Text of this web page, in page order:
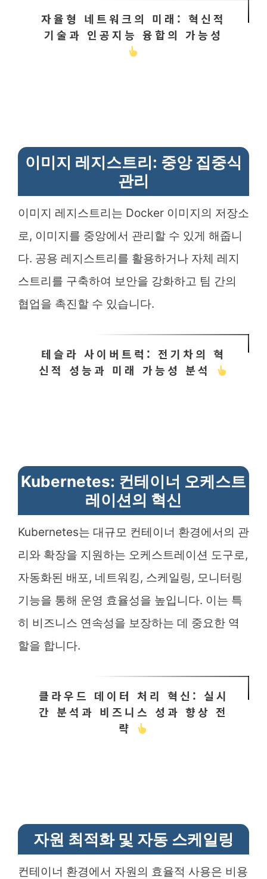
자율형 네트워크의 미래: 혁신적
기술과 인공지능 융합의 가능성
이미지 레지스트리: 중앙 집중식
관리
이미지 레지스트리는 Docker 이미지의 저장소
로, 이미지를 중앙에서 관리할 수 있게 해줍니
다. 공용 레지스트리를 활용하거나 자체 레지
스트리를 구축하여 보안을 강화하고 팀 간의
협업을 촉진할 수 있습니다.
테슬라 사이버트럭: 전기차의 혁
신적 성능과 미래 가능성 분석
Kubernetes: 컨테이너 오케스트
레이션의 혁신
Kubernetes는 대규모 컨테이너 환경에서의 관
리와 확장을 지원하는 오케스트레이션 도구로,
자동화된 배포, 네트워킹, 스케일링, 모니터링
기능을 통해 운영 효율성을 높입니다. 이는 특
히 비즈니스 연속성을 보장하는 데 중요한 역
할을 합니다.
클라우드 데이터 처리 혁신: 실시
간 분석과 비즈니스 성과 향상 전
략
자원 최적화 및 자동 스케일링
컨테이너 환경에서 자원의 효율적 사용은 비용